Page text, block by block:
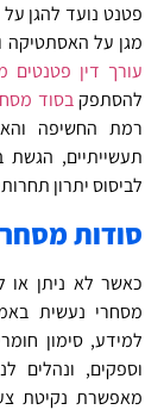
נועד להגן על
על האסתטיקה
דין פטנטים
בסוד מסחרי
החשיפה והאם
הגשת
יתרון תחרותי.
לא ניתן או לא
נעשית
סימון חומרים
ונהלים
נקיטת